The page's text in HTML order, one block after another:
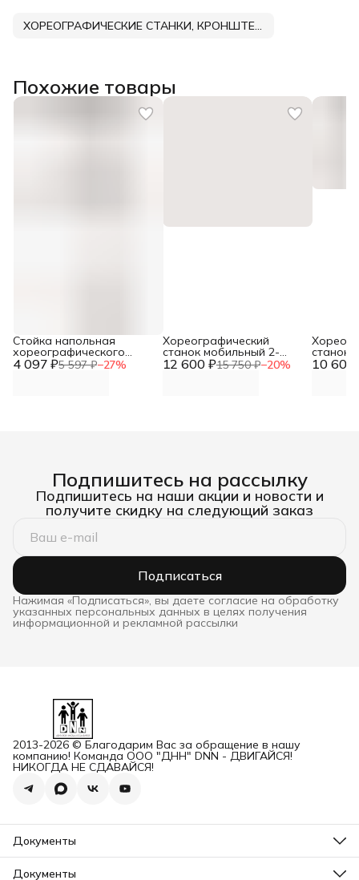
ХОРЕОГРАФИЧЕСКИЕ СТАНКИ, КРОНШТЕЙНЫ, ПОРУЧНИ DNN
Похожие товары
4 097 ₽5 597 ₽−27%
Стойка напольная
хореографического
станкадвурядного 12 600 ₽15 750 ₽−20%
Хореографический
станок мобильный 2-
рядный с переставным 10 602
станок
стена-
Подпишитесь на рассылку
Подпишитесь на наши акции и новости и
получите скидку на следующий заказ
Подписаться
Нажимая «Подписаться», вы даете согласие на обработку
указанных персональных данных в целях получения
информационной и рекламной рассылки
2013-2026 © Благодарим Вас за обращение в нашу
компанию! Команда ООО "ДНН" DNN - ДВИГАЙСЯ!
НИКОГДА НЕ СДАВАЙСЯ!
Документы
Карточка ООО ДННСПОРТ
Документы